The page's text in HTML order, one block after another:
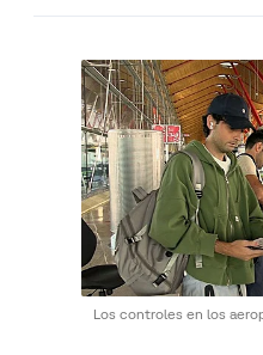
Los controles en los